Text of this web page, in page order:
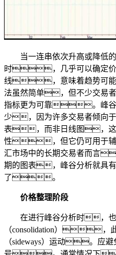
当一连串依次升高或降低
时，几乎可以确定价
线，意味着趋势可
法虽然简单，但不少交易
指标更为可靠。峰谷
少，因为许多交易者倾向
表，而非日线图，这
性，但它仍可用于辅
汇市场中的长期交易者而言
期的图表，峰谷分析就具
了。
价格整理阶段
在进行峰谷分析时，
（consolidation），
（sideways）运动。应避